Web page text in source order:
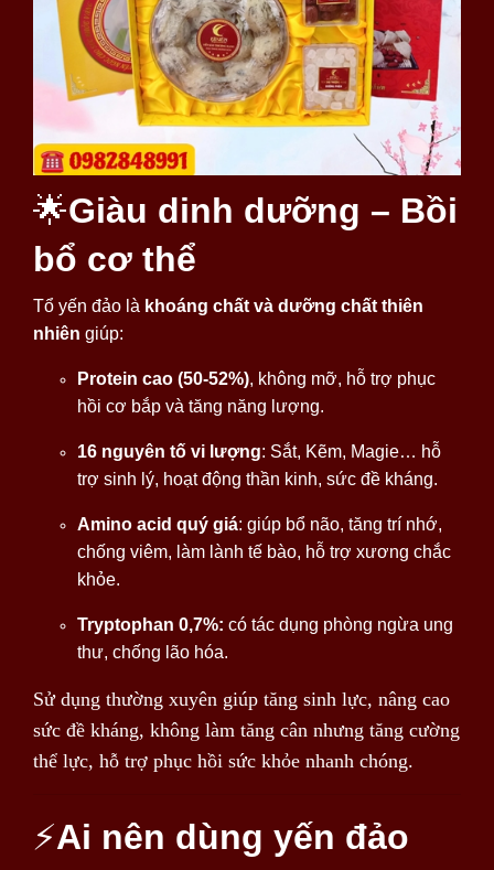
🌟Giàu dinh dưỡng – Bồi
bổ cơ thể
Tổ yến đảo là khoáng chất và dưỡng chất thiên
nhiên giúp:
Protein cao (50-52%), không mỡ, hỗ trợ phục
hồi cơ bắp và tăng năng lượng.
16 nguyên tố vi lượng: Sắt, Kẽm, Magie… hỗ
trợ sinh lý, hoạt động thần kinh, sức đề kháng.
Amino acid quý giá: giúp bổ não, tăng trí nhớ,
chống viêm, làm lành tế bào, hỗ trợ xương chắc
khỏe.
Tryptophan 0,7%: có tác dụng phòng ngừa ung
thư, chống lão hóa.
Sử dụng thường xuyên giúp tăng sinh lực, nâng cao
sức đề kháng, không làm tăng cân nhưng tăng cường
thể lực, hỗ trợ phục hồi sức khỏe nhanh chóng.
⚡Ai nên dùng yến đảo